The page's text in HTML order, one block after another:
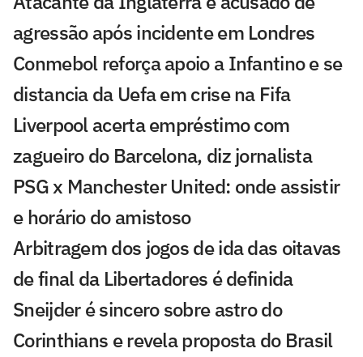
agressão após incidente em Londres
Conmebol reforça apoio a Infantino e se
distancia da Uefa em crise na Fifa
Liverpool acerta empréstimo com
zagueiro do Barcelona, diz jornalista
PSG x Manchester United: onde assistir
e horário do amistoso
Arbitragem dos jogos de ida das oitavas
de final da Libertadores é definida
Sneijder é sincero sobre astro do
Corinthians e revela proposta do Brasil